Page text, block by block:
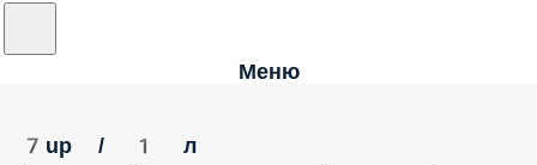
Меню
7up / 1 л